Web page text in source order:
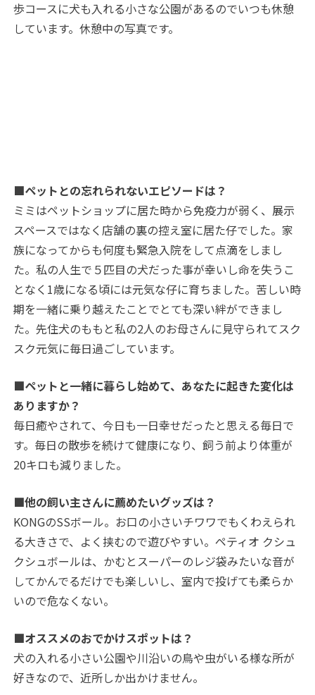
歩コースに犬も入れる小さな公園があるのでいつも休憩
しています。休憩中の写真です。
■ペットとの忘れられないエピソードは？
ミミはペットショップに居た時から免疫力が弱く、展示
スペースではなく店舗の裏の控え室に居た仔でした。家
族になってからも何度も緊急入院をして点滴をしまし
た。私の人生で５匹目の犬だった事が幸いし命を失うこ
となく 1歳になる頃には元気な仔に育ちました。苦しい時
期を一緒に乗り越えたことでとても深い絆ができまし
た。先住犬のももと私の2人のお母さんに見守られてスク
スク元気に毎日過ごしています。
■ペットと一緒に暮らし始めて、あなたに起きた変化は
ありますか？
毎日癒やされて、今日も一日幸せだったと思える毎日で
す。毎日の散歩を続けて健康になり、飼う前より体重が
20キロも減りました。
■他の飼い主さんに薦めたいグッズは？
KONGのSSボール。お口の小さいチワワでもくわえられ
る大きさで、よく挟むので遊びやすい。ペティオ クシュ
クシュボールは、かむとスーパーのレジ袋みたいな音が
してかんでるだけでも楽しいし、室内で投げても柔らか
いので危なくない。
■オススメのおでかけスポットは？
犬の入れる小さい公園や川沿いの鳥や虫がいる様な所が
好きなので、近所しか出かけません。